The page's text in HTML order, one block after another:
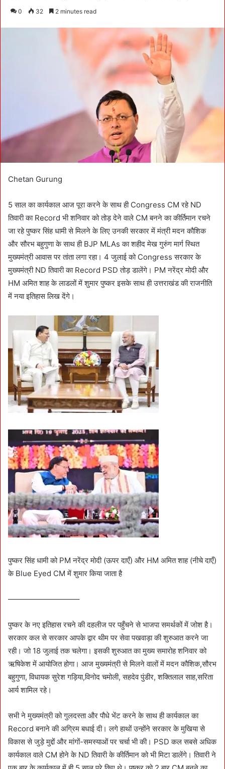
l
0 32 2 minutes read
Chetan Gurung
5 साल का कार्यकाल आज पूरा करने के साथ ही Congress CM रहे ND
तिवारी का Record भी शनिवार को तोड़ देने वाले CM बनने का कीर्तिमान रचने
जा रहे पुष्कर सिंह धामी से मिलने के लिए उनकी सरकार में मंत्री मदन कौशिक
और सौरभ बहुगुणा के साथ ही BJP MLAs का शहीद मेख गुरुंग मार्ग स्थित
मुख्यमंत्री आवास पर तांता लगा रहा। 4 जुलाई को Congress सरकार के
मुख्यमंत्री ND तिवारी का Record PSD तोड़ डालेंगे। PM नरेंद्र मोदी और
HM अमित शाह के लाडलों में शुमार पुष्कर इसके साथ ही उत्तराखंड की राजनीति
में नया इतिहास लिख देंगे।
पुष्कर सिंह धामी को PM नरेंद्र मोदी (ऊपर दाएँ) और HM अमित शाह (नीचे दाएँ)
के Blue Eyed CM में शुमार किया जाता है
—————————–
पुष्कर के नए इतिहास रचने की दहलीज पर पहुँचने से भाजपा समर्थकों में जोश है।
सरकार कल से सरकार आपके द्वार थीम पर सेवा पखवाड़ा की शुरुआत करने जा
रही। जो 18 जुलाई तक चलेगा। इसकी शुरुआत का मुख्य समारोह शनिवार को
ऋषिकेश में आयोजित होगा। आज मुख्यमंत्री से मिलने वालों में मदन कौशिक,सौरभ
बहुगुणा, विधायक सुरेश गड़िया,विनोद चमोली, सहदेव पुंडीर, शक्तिलाल साह,सरिता
आर्य शामिल रहे।
सभी ने मुख्यमंत्री को गुलदस्ता और पौधे भेंट करने के साथ ही कार्यकाल का
Record बनाने की अग्रिम बधाई दी। लगे हाथों उन्होंने सरकार के मुखिया से
विकास से जुड़े मुद्दों और मांगों-समस्याओं पर चर्चा भी की। PSD कल सबसे अधिक
कार्यकाल वाले CM होने के ND तिवारी के कीर्तिमान को भी मिटा डालेंगे। तिवारी ने